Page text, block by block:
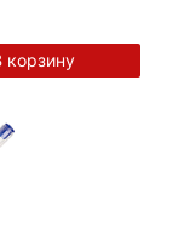
корзину